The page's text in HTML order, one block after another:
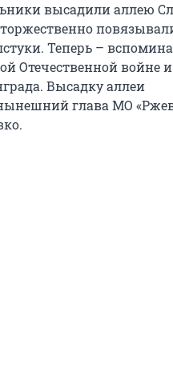
высадили аллею
Теперь –
Отечественной войне
Высадку аллеи
глава МО